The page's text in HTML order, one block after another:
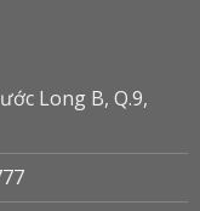
Long B, Q.9,